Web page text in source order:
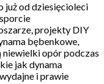
już od dziesięcioleci
projekty DIY
bębenkowe,
niewielki opór podczas
jak dynama
i prawie